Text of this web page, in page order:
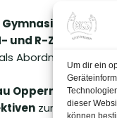
Um dir ein
dieser
können
Gymnasialzweig
und R-Zweig.
Abordnung von
Oppermannund
zur Verfügung.